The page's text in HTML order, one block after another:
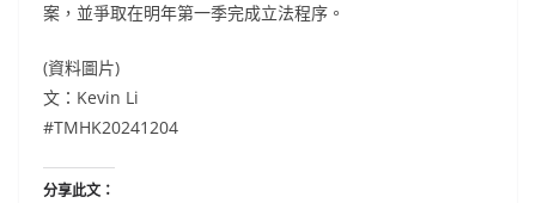
案，並爭取在明年第一季完成立法程序。
(資料圖片)
文：Kevin Li
#TMHK20241204
分享此文：